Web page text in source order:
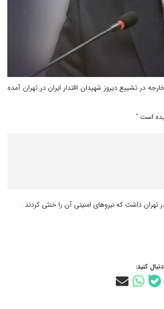
در تشییع دیروز شهیدان اقتدار ایران در تهران آمده
است "
کنید: